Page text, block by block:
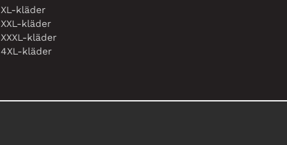
XL-kläder
XXL-kläder
XXXL-kläder
4XL-kläder